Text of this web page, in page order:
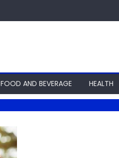
FOOD AND BEVERAGE HEALTH